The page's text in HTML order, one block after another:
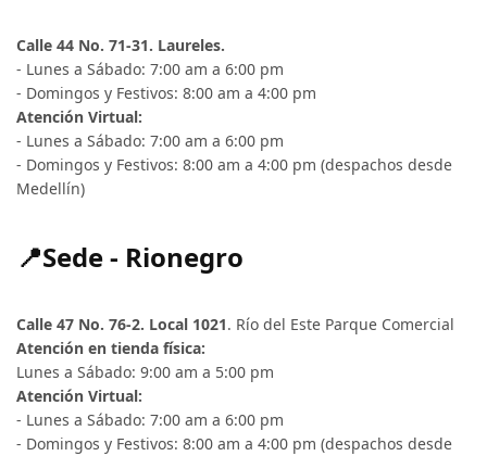
Calle 44 No. 71-31. Laureles.
- Lunes a Sábado: 7:00 am a 6:00 pm
- Domingos y Festivos: 8:00 am a 4:00 pm
Atención Virtual:
- Lunes a Sábado: 7:00 am a 6:00 pm
- Domingos y Festivos: 8:00 am a 4:00 pm (despachos desde
Medellín)
📍Sede - Rionegro
Calle 47 No. 76-2. Local 1021. Río del Este Parque Comercial
Atención en tienda física:
Lunes a Sábado: 9:00 am a 5:00 pm
Atención Virtual:
- Lunes a Sábado: 7:00 am a 6:00 pm
- Domingos y Festivos: 8:00 am a 4:00 pm (despachos desde